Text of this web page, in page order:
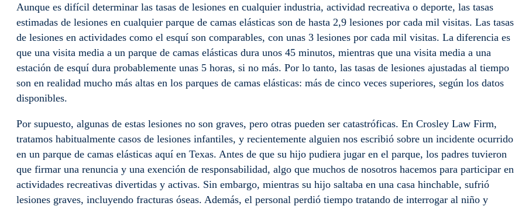
Aunque es difícil determinar las tasas de lesiones en cualquier industria, actividad recreativa o deporte, las tasas
estimadas de lesiones en cualquier parque de camas elásticas son de hasta 2,9 lesiones por cada mil visitas. Las tasas
de lesiones en actividades como el esquí son comparables, con unas 3 lesiones por cada mil visitas. La diferencia es
que una visita media a un parque de camas elásticas dura unos 45 minutos, mientras que una visita media a una
estación de esquí dura probablemente unas 5 horas, si no más. Por lo tanto, las tasas de lesiones ajustadas al tiempo
son en realidad mucho más altas en los parques de camas elásticas: más de cinco veces superiores, según los datos
disponibles.
Por supuesto, algunas de estas lesiones no son graves, pero otras pueden ser catastróficas. En Crosley Law Firm,
tratamos habitualmente casos de lesiones infantiles, y recientemente alguien nos escribió sobre un incidente ocurrido
en un parque de camas elásticas aquí en Texas. Antes de que su hijo pudiera jugar en el parque, los padres tuvieron
que firmar una renuncia y una exención de responsabilidad, algo que muchos de nosotros hacemos para participar en
actividades recreativas divertidas y activas. Sin embargo, mientras su hijo saltaba en una casa hinchable, sufrió
lesiones graves, incluyendo fracturas óseas. Además, el personal perdió tiempo tratando de interrogar al niño y